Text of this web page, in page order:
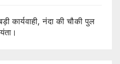
कार्यवाही, नंदा की चौकी पुल